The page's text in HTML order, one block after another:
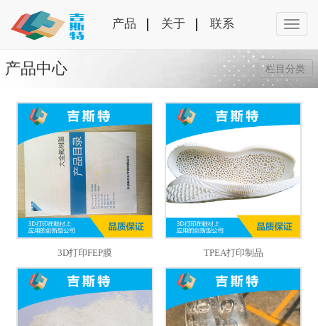
产品 关于 联系
栏目分类
产品中心
3D打印FEP膜 TPEA打印制品